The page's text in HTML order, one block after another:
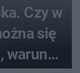
Czy w
się
warunki